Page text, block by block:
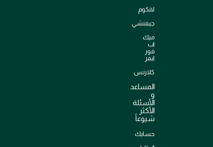
لانكوم
جيفنشي
ميك
اب
فور
ايفر
كلارنس
المساعد
و
الأسئلة
الأكثر
شيوعاً
حسابك